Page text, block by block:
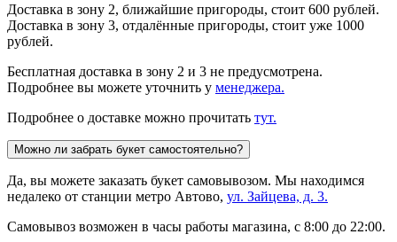
Доставка в зону 2, ближайшие пригороды, стоит 600 рублей.
Доставка в зону 3, отдалённые пригороды, стоит уже 1000
рублей.
Бесплатная доставка в зону 2 и 3 не предусмотрена.
Подробнее вы можете уточнить у менеджера.
Подробнее о доставке можно прочитать тут.
Можно ли забрать букет самостоятельно?
Да, вы можете заказать букет самовывозом. Мы находимся
недалеко от станции метро Автово, ул. Зайцева, д. 3.
Самовывоз возможен в часы работы магазина, с 8:00 до 22:00.